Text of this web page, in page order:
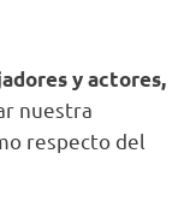
y actores,
nuestra
respecto del